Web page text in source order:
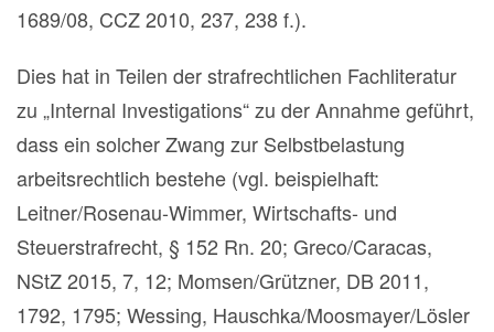
1689/08, CCZ 2010, 237, 238 f.).
Dies hat in Teilen der strafrechtlichen Fachliteratur
zu „Internal Investigations“ zu der Annahme geführt,
dass ein solcher Zwang zur Selbstbelastung
arbeitsrechtlich bestehe (vgl. beispielhaft:
Leitner/Rosenau-Wimmer, Wirtschafts- und
Steuerstrafrecht, § 152 Rn. 20; Greco/Caracas,
NStZ 2015, 7, 12; Momsen/Grützner, DB 2011,
1792, 1795; Wessing, Hauschka/Moosmayer/Lösler